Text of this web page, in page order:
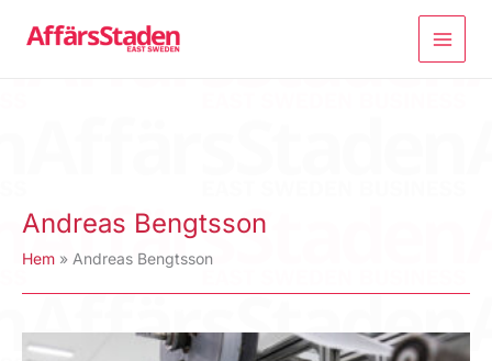
Andreas Bengtsson
Hem Andreas Bengtsson